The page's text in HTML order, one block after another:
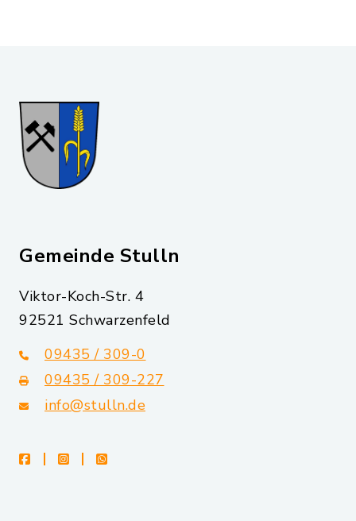
Gemeinde Stulln
Viktor-Koch-Str. 4
92521 Schwarzenfeld
09435 / 309-0
09435 / 309-227
info@stulln.de
facebookinstagramwhatsapp